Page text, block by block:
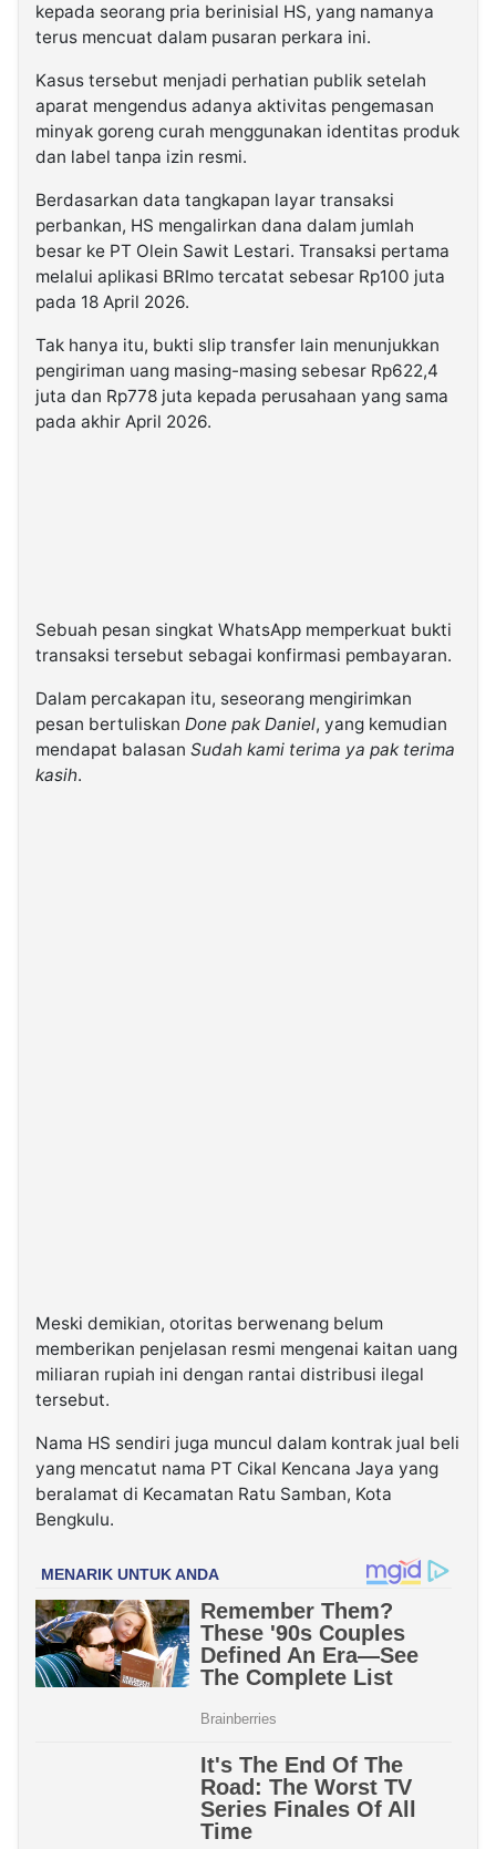
kepada seorang pria berinisial HS, yang namanya
terus mencuat dalam pusaran perkara ini.
Kasus tersebut menjadi perhatian publik setelah
aparat mengendus adanya aktivitas pengemasan
minyak goreng curah menggunakan identitas produk
dan label tanpa izin resmi.
Berdasarkan data tangkapan layar transaksi
perbankan, HS mengalirkan dana dalam jumlah
besar ke PT Olein Sawit Lestari. Transaksi pertama
melalui aplikasi BRImo tercatat sebesar Rp100 juta
pada 18 April 2026.
Tak hanya itu, bukti slip transfer lain menunjukkan
pengiriman uang masing-masing sebesar Rp622,4
juta dan Rp778 juta kepada perusahaan yang sama
pada akhir April 2026.
Sebuah pesan singkat WhatsApp memperkuat bukti
transaksi tersebut sebagai konfirmasi pembayaran.
Dalam percakapan itu, seseorang mengirimkan
pesan bertuliskan Done pak Daniel, yang kemudian
mendapat balasan Sudah kami terima ya pak terima
kasih.
Meski demikian, otoritas berwenang belum
memberikan penjelasan resmi mengenai kaitan uang
miliaran rupiah ini dengan rantai distribusi ilegal
tersebut.
Nama HS sendiri juga muncul dalam kontrak jual beli
yang mencatut nama PT Cikal Kencana Jaya yang
beralamat di Kecamatan Ratu Samban, Kota
Bengkulu.